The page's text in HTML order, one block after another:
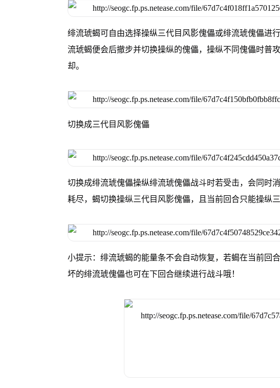
绯流琥蝎可自由选择操纵三代目风影傀儡或绯流琥傀儡进
流琥蝎便会后撤步并切换操纵的傀儡，操纵不同傀儡时普
却。
切换成三代目风影傀儡
切换成绯流琥傀儡操纵绯流琥傀儡战斗时若受击，会同时
耗尽，蝎切换操纵三代目风影傀儡，且当前回合只能操纵
小提示：绯流琥蝎的能量条不会自动恢复，若蝎在当前回
坏的绯流琥傀儡也可在下回合继续进行战斗哦！